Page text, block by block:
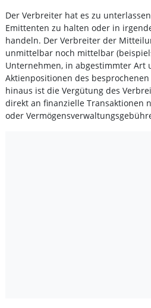
Der Verbreiter hat es zu
Emittenten zu halten oder in
handeln. Der Verbreiter der
unmittelbar noch mittelbar
Unternehmen, in abgestimmter Art
Aktienpositionen des
hinaus ist die Vergütung des
direkt an finanzielle Transaktionen
oder